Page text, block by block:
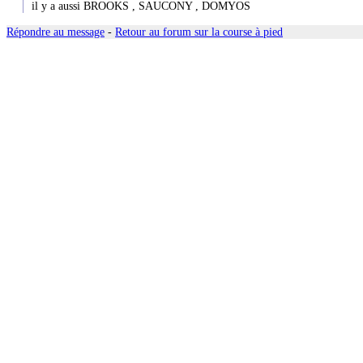
il y a aussi BROOKS , SAUCONY , DOMYOS
Répondre au message - Retour au forum sur la course à pied